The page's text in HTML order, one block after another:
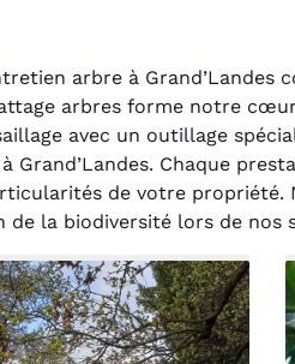
arbre à Grand’Landes
arbres forme notre
avec un outillage
Grand’Landes. Chaque
de votre propriété.
la biodiversité lors de nos
Aurélie
Le service de
jardin à Var
exceptionnel.